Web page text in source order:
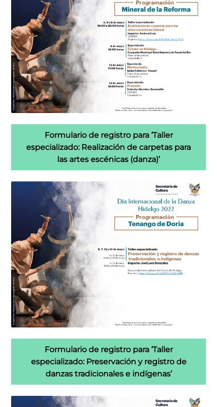
Formulario de registro para ‘Taller
especializado: Realización de carpetas para
las artes escénicas (danza)’
Formulario de registro para ‘Taller
especializado: Preservación y registro de
danzas tradicionales e indígenas’